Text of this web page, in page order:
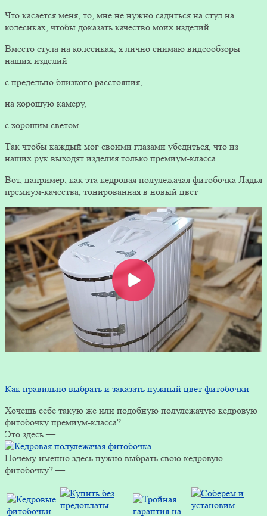
Что касается меня, то, мне не нужно садиться на стул на
колесиках, чтобы доказать качество моих изделий.
Вместо стула на колесиках, я лично снимаю видеообзоры
наших изделий —
с предельно близкого расстояния,
на хорошую камеру,
с хорошим светом.
Так чтобы каждый мог своими глазами убедиться, что из
наших рук выходят изделия только премиум-класса.
Вот, например, как эта кедровая полулежачая фитобочка Ладья
премиум-качества, тонированная в новый цвет —
Как правильно выбрать и заказать нужный цвет фитобочки
Хочешь себе такую же или подобную полулежачую кедровую
фитобочку премиум-класса?
Это здесь —
Почему именно здесь нужно выбрать свою кедровую
фитобочку? —